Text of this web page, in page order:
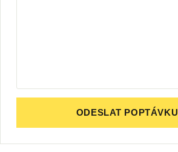
ODESLAT POPTÁVKU